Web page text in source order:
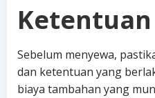
Ketentuan
Sebelum menyewa,
dan ketentuan yang
biaya tambahan yang